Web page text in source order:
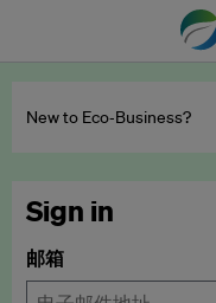
New to Eco‑Business?
Sign in
邮箱